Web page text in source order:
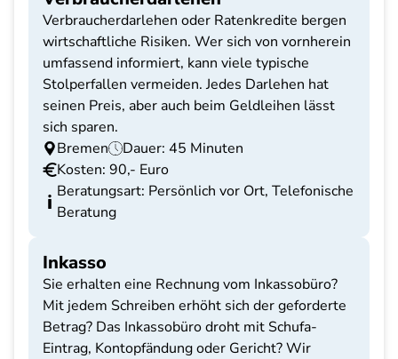
Verbraucherdarlehen oder Ratenkredite bergen
wirtschaftliche Risiken. Wer sich von vornherein
umfassend informiert, kann viele typische
Stolperfallen vermeiden. Jedes Darlehen hat
seinen Preis, aber auch beim Geldleihen lässt
sich sparen.
Bremen
Dauer: 45 Minuten
Kosten: 90,- Euro
Beratungsart: Persönlich vor Ort, Telefonische
Beratung
Inkasso
Sie erhalten eine Rechnung vom Inkassobüro?
Mit jedem Schreiben erhöht sich der geforderte
Betrag? Das Inkassobüro droht mit Schufa-
Eintrag, Kontopfändung oder Gericht? Wir